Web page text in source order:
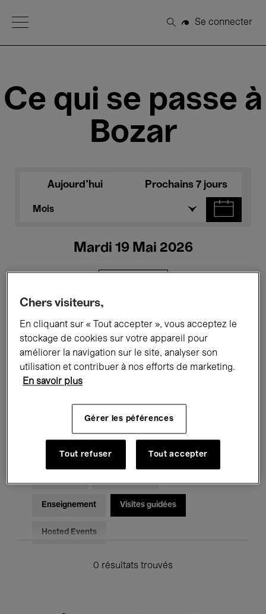
Open Menu
Rechercher
Se connecter
Ce qui se passe à
Bozar
Aujourd'hui Prochains 7 jours
Mois
Mardi 19 Mai 2026
Tous les événements Concerts
Expositions Performances
Rencontres & Débats
Musique classique Global Music
Enseignement Visites guidées
Hosted Events
0 résultats trouvés
Chers visiteurs,
En cliquant sur « Tout accepter », vous acceptez le
stockage de cookies sur votre appareil pour
améliorer la navigation sur le site, analyser son
utilisation et contribuer à nos efforts de marketing.
En savoir plus
Gérer les péférences
Tout refuser Tout accepter